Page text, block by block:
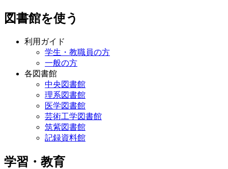
図書館を使う
利用ガイド
学生・教職員の方
一般の方
各図書館
中央図書館
理系図書館
医学図書館
芸術工学図書館
筑紫図書館
記録資料館
学習・教育